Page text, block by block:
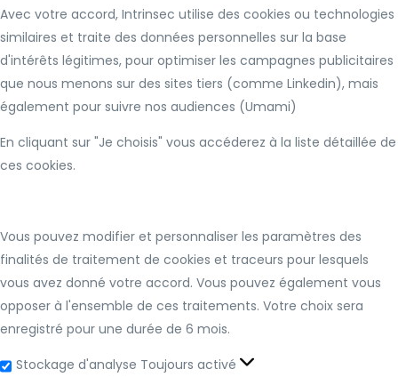
Avec votre accord, Intrinsec utilise des cookies ou technologies
similaires et traite des données personnelles sur la base
d'intérêts légitimes, pour optimiser les campagnes publicitaires
que nous menons sur des sites tiers (comme Linkedin), mais
également pour suivre nos audiences (Umami)
En cliquant sur "Je choisis" vous accéderez à la liste détaillée de
ces cookies.
Vous pouvez modifier et personnaliser les paramètres des
finalités de traitement de cookies et traceurs pour lesquels
vous avez donné votre accord. Vous pouvez également vous
opposer à l'ensemble de ces traitements. Votre choix sera
enregistré pour une durée de 6 mois.
Stockage d'analyse Toujours activé